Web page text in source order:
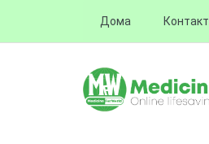
Дома Контакт